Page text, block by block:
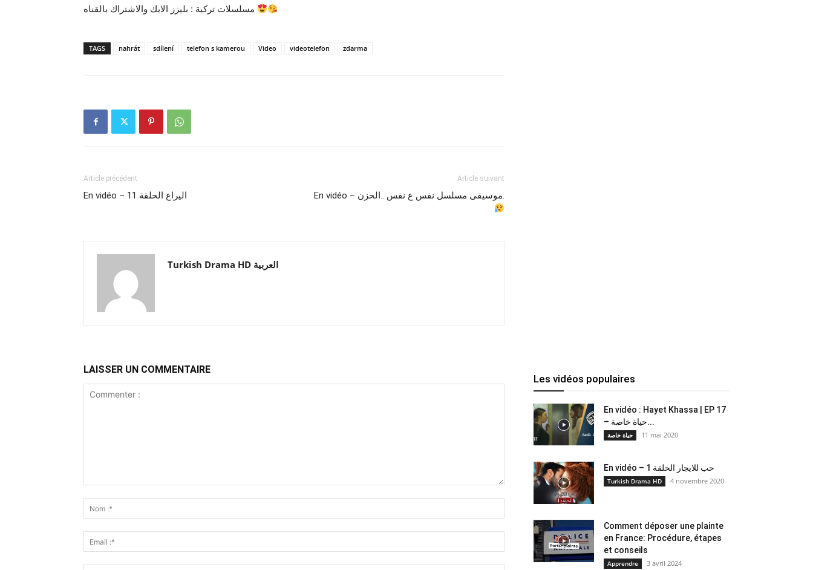
TAGS nahrát sdílení telefon s kamerou Video videotelefon zdarma
Article précédent
En vidéo – اليراع الحلقة 11
Article suivant
En vidéo – موسيقى مسلسل نفس ع نفس ..الحزن.
Turkish Drama HD العربية
LAISSER UN COMMENTAIRE
Les vidéos populaires
En vidéo : Hayet Khassa | EP 17
– حياة خاصة...
حياة خاصة 11 mai 2020
En vidéo – حب للايجار الحلقة 1
Turkish Drama HD 4 novembre 2020
Comment déposer une plainte
en France: Procédure, étapes
et conseils
Apprendre 3 avril 2024